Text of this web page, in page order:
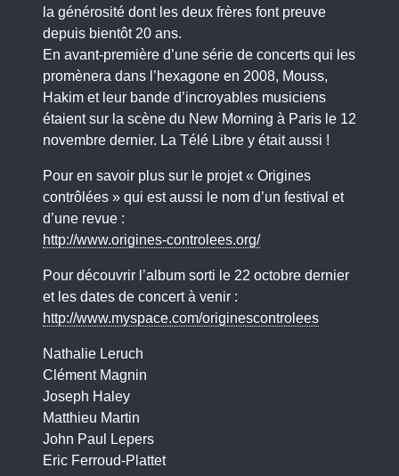
la générosité dont les deux frères font preuve
depuis bientôt 20 ans.
En avant-première d’une série de concerts qui les
promènera dans l’hexagone en 2008, Mouss,
Hakim et leur bande d’incroyables musiciens
étaient sur la scène du New Morning à Paris le 12
novembre dernier. La Télé Libre y était aussi !
Pour en savoir plus sur le projet « Origines
contrôlées » qui est aussi le nom d’un festival et
d’une revue :
http://www.origines-controlees.org/
Pour découvrir l’album sorti le 22 octobre dernier
et les dates de concert à venir :
http://www.myspace.com/originescontrolees
Nathalie Leruch
Clément Magnin
Joseph Haley
Matthieu Martin
John Paul Lepers
Eric Ferroud-Plattet